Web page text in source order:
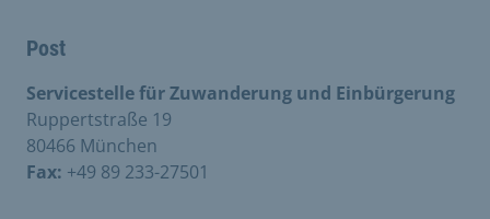
Post
Servicestelle für Zuwanderung und Einbürgerung
Ruppertstraße 19
80466 München
Fax: +49 89 233-27501